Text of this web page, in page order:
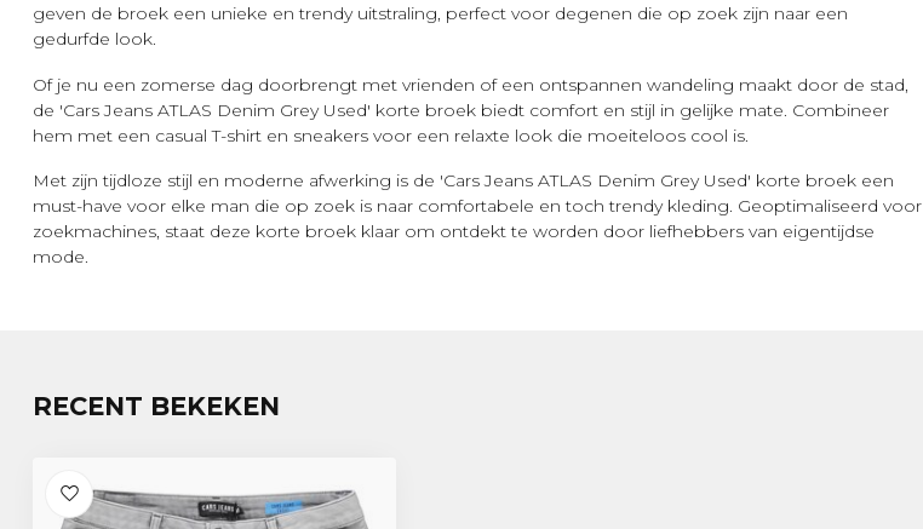
geven de broek een unieke en trendy uitstraling, perfect voor degenen die op zoek zijn naar een
gedurfde look.
Of je nu een zomerse dag doorbrengt met vrienden of een ontspannen wandeling maakt door de stad,
de 'Cars Jeans ATLAS Denim Grey Used' korte broek biedt comfort en stijl in gelijke mate. Combineer
hem met een casual T-shirt en sneakers voor een relaxte look die moeiteloos cool is.
Met zijn tijdloze stijl en moderne afwerking is de 'Cars Jeans ATLAS Denim Grey Used' korte broek een
must-have voor elke man die op zoek is naar comfortabele en toch trendy kleding. Geoptimaliseerd voor
zoekmachines, staat deze korte broek klaar om ontdekt te worden door liefhebbers van eigentijdse
mode.
RECENT BEKEKEN